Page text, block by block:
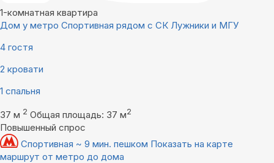
1-комнатная квартира
Дoм у мeтро Спортивная рядом с CК Лужники и МГУ
4 гостя
2 кровати
1 спальня
37 м 2 Общая площадь: 37 м2
Повышенный спрос
Спортивная ~ 9 мин. пешком Показать на карте
маршрут от метро до дома